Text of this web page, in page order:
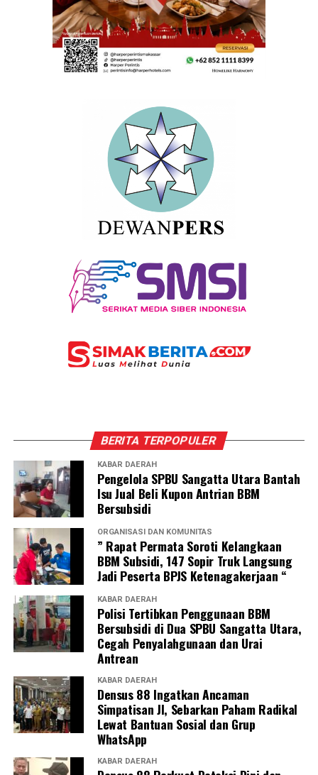
BERITA TERPOPULER
KABAR DAERAH
Pengelola SPBU Sangatta Utara Bantah
Isu Jual Beli Kupon Antrian BBM
Bersubsidi
ORGANISASI DAN KOMUNITAS
” Rapat Permata Soroti Kelangkaan
BBM Subsidi, 147 Sopir Truk Langsung
Jadi Peserta BPJS Ketenagakerjaan “
KABAR DAERAH
Polisi Tertibkan Penggunaan BBM
Bersubsidi di Dua SPBU Sangatta Utara,
Cegah Penyalahgunaan dan Urai
Antrean
KABAR DAERAH
Densus 88 Ingatkan Ancaman
Simpatisan JI, Sebarkan Paham Radikal
Lewat Bantuan Sosial dan Grup
WhatsApp
KABAR DAERAH